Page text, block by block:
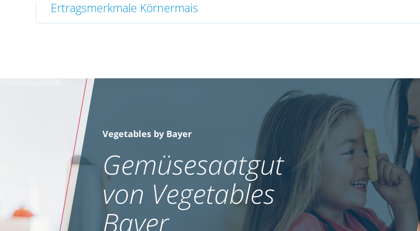
Ertragsmerkmale Körnermais
Vegetables by Bayer
Gemüsesaatgut
von Vegetables
Bayer